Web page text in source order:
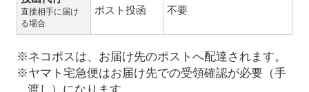
直接相手に届け
る場合
ポスト投函 不要
※ネコポスは、お届け先のポストへ配達されます。
※ヤマト宅急便はお届け先での受領確認が必要（手
渡し）になります。